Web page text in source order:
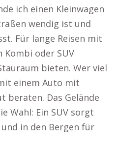
ich einen Kleinwagen
wendig ist und
Für lange Reisen mit
Kombi oder SUV
bieten. Wer viel
einem Auto mit
beraten. Das Gelände
Wahl: Ein SUV sorgt
in den Bergen für